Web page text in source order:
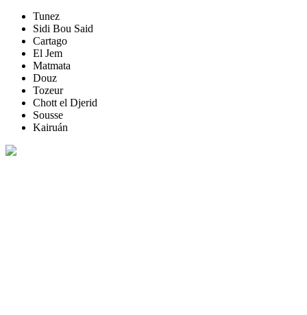
Tunez
Sidi Bou Said
Cartago
El Jem
Matmata
Douz
Tozeur
Chott el Djerid
Sousse
Kairuán